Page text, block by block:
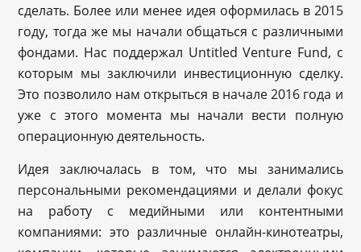
сделать. Более или менее идея оформилась в 2015
году, тогда же мы начали общаться с различными
фондами. Нас поддержал Untitled Venture Fund, с
которым мы заключили инвестиционную сделку.
Это позволило нам открыться в начале 2016 года и
уже с этого момента мы начали вести полную
операционную деятельность.
Идея заключалась в том, что мы занимались
персональными рекомендациями и делали фокус
на работу с медийными или контентными
компаниями: это различные онлайн-кинотеатры,